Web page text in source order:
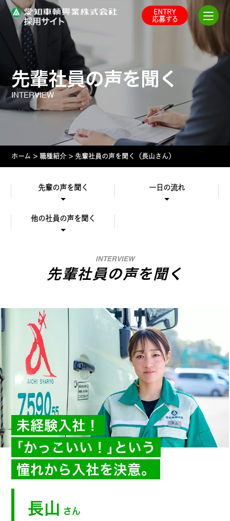
Skip
content
ENTRY
応募する
先輩社員の声を聞く
INTERVIEW
ホーム >職種紹介 > 先輩社員の声を聞く（長山さん）
先輩の声を聞く 一日の流れ
他の社員の声を聞く
INTERVIEW
先輩社員の声を聞く
未経験入社！
｢かっこいい！｣という
憧れから入社を決意。
長山 さん